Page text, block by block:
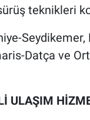
teknikleri
Datça ve
ULAŞIM